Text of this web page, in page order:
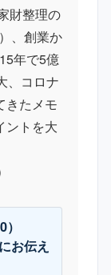
財整理の
、創業か
年で5億
、コロナ
きたメモ
ントを大
お伝え